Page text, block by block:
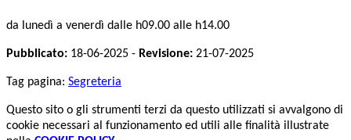
da lunedì a venerdì dalle h09.00 alle h14.00
Pubblicato: 18-06-2025 - Revisione: 21-07-2025
Tag pagina: Segreteria
Questo sito o gli strumenti terzi da questo utilizzati si avvalgono di
cookie necessari al funzionamento ed utili alle finalità illustrate